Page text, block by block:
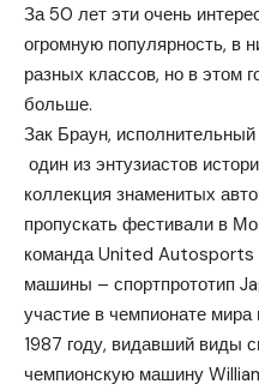
За 50 лет эти очень
огромную популярность, в
разных классов, но в этом
больше.
Зак Браун,
один из энтузиастов
коллекция знаменитых
пропускать фестивали в
команда United Autosports
машины – спортпрототип
участие в чемпионате
1987 году, видавший виды
чемпионскую машину